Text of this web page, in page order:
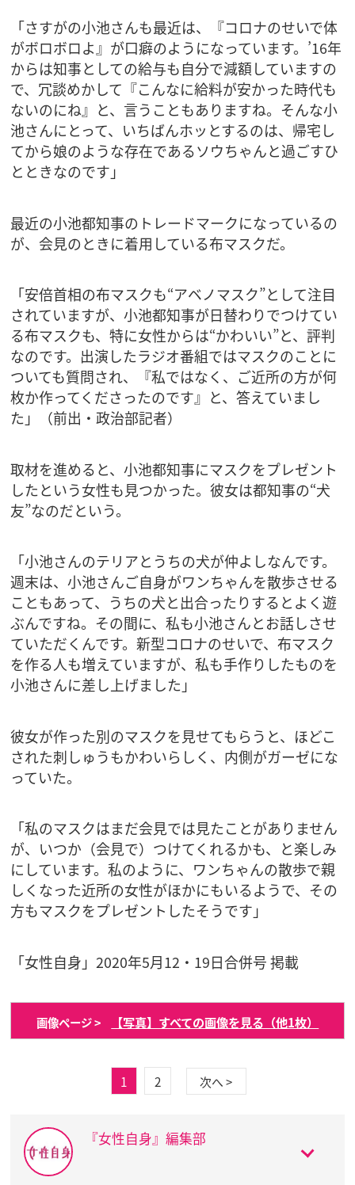
「さすがの小池さんも最近は、『コロナのせいで体
がボロボロよ』が口癖のようになっています。’16年
からは知事としての給与も自分で減額していますの
で、冗談めかして『こんなに給料が安かった時代も
ないのにね』と、言うこともありますね。そんな小
池さんにとって、いちばんホッとするのは、帰宅し
てから娘のような存在であるソウちゃんと過ごすひ
とときなのです」
最近の小池都知事のトレードマークになっているの
が、会見のときに着用している布マスクだ。
「安倍首相の布マスクも“アベノマスク”として注目
されていますが、小池都知事が日替わりでつけてい
る布マスクも、特に女性からは“かわいい”と、評判
なのです。出演したラジオ番組ではマスクのことに
ついても質問され、『私ではなく、ご近所の方が何
枚か作ってくださったのです』と、答えていまし
た」（前出・政治部記者）
取材を進めると、小池都知事にマスクをプレゼント
したという女性も見つかった。彼女は都知事の“犬
友”なのだという。
「小池さんのテリアとうちの犬が仲よしなんです。
週末は、小池さんご自身がワンちゃんを散歩させる
こともあって、うちの犬と出合ったりするとよく遊
ぶんですね。その間に、私も小池さんとお話しさせ
ていただくんです。新型コロナのせいで、布マスク
を作る人も増えていますが、私も手作りしたものを
小池さんに差し上げました」
彼女が作った別のマスクを見せてもらうと、ほどこ
された刺しゅうもかわいらしく、内側がガーゼにな
っていた。
「私のマスクはまだ会見では見たことがありません
が、いつか（会見で）つけてくれるかも、と楽しみ
にしています。私のように、ワンちゃんの散歩で親
しくなった近所の女性がほかにもいるようで、その
方もマスクをプレゼントしたそうです」
「女性自身」2020年5月12・19日合併号 掲載
画像ページ > 【写真】すべての画像を見る（他1枚）
1 2 次へ >
『女性自身』編集部